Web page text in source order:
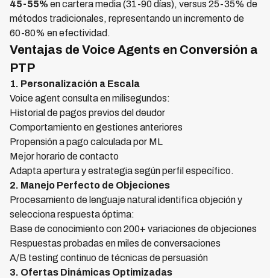
45-55% en cartera media (31-90 días), versus 25-35% de
métodos tradicionales, representando un incremento de
60-80% en efectividad.
Ventajas de Voice Agents en Conversión a
PTP
1. Personalización a Escala
Voice agent consulta en milisegundos:
Historial de pagos previos del deudor
Comportamiento en gestiones anteriores
Propensión a pago calculada por ML
Mejor horario de contacto
Adapta apertura y estrategia según perfil específico.
2. Manejo Perfecto de Objeciones
Procesamiento de lenguaje natural identifica objeción y
selecciona respuesta óptima:
Base de conocimiento con 200+ variaciones de objeciones
Respuestas probadas en miles de conversaciones
A/B testing continuo de técnicas de persuasión
3. Ofertas Dinámicas Optimizadas